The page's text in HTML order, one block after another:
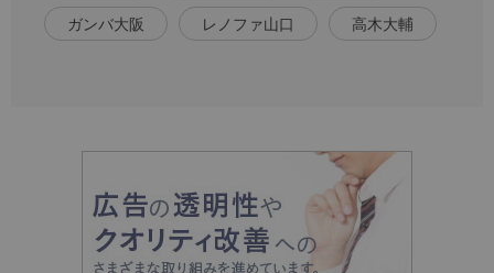
ガンバ大阪 レノファ山口 高木大輔